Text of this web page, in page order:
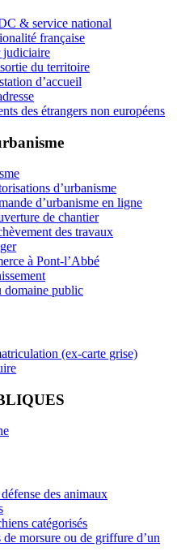
& service national
française
judiciaire
du territoire
d’accueil
des étrangers non européens
d’urbanisme
d’urbanisme en ligne
de chantier
des travaux
à Pont-l’Abbé
domaine public
(ex-carte grise)
des animaux
catégorisés
de morsure ou de griffure d’un